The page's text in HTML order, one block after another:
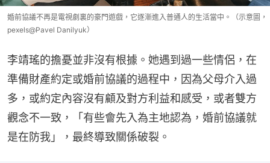
婚前協議不再是電視劇裏的豪門遊戲，它逐漸進入普通人的生活當中。（示意圖，
pexels@Pavel Danilyuk）
李靖瑤的擔憂並非沒有根據。她遇到過一些情侶，在
準備財產約定或婚前協議的過程中，因為父母介入過
多，或約定內容沒有顧及對方利益和感受，或者雙方
觀念不一致，「有些會先入為主地認為，婚前協議就
是在防我」，最終導致關係破裂。